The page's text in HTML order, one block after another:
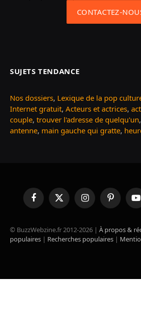
CONTACTEZ-
SUJETS TENDANCE
Nos dossiers, Lexique de la pop
Internet gratuit, Acteurs et actrices,
couple, trouver l'adresse de quelqu'un,
antenne, main gauche qui gratte,
FacebookX
(Twitter)
InstagramPinterest
© BuzzWebzine.fr 2012-2026 | À propos &
populaires | Recherches populaires |